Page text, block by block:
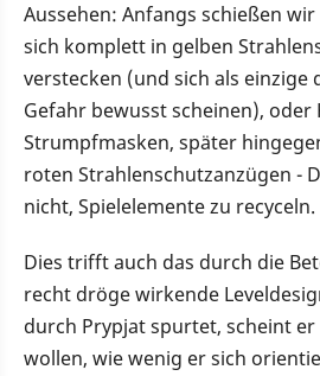
Aussehen: Anfangs schießen
sich komplett in gelben
verstecken (und sich als einzige
Gefahr bewusst scheinen), oder
Strumpfmasken, später
roten Strahlenschutzanzügen -
nicht, Spielelemente zu recyceln.
Dies trifft auch das durch die
recht dröge wirkende
durch Prypjat spurtet, scheint er
wollen, wie wenig er sich